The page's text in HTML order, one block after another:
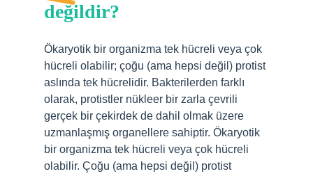
değildir?
Ökaryotik bir organizma tek hücreli veya çok
hücreli olabilir; çoğu (ama hepsi değil) protist
aslında tek hücrelidir. Bakterilerden farklı
olarak, protistler nükleer bir zarla çevrili
gerçek bir çekirdek de dahil olmak üzere
uzmanlaşmış organellere sahiptir. Ökaryotik
bir organizma tek hücreli veya çok hücreli
olabilir. Çoğu (ama hepsi değil) protist